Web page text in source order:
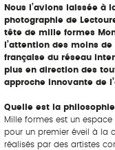
Nous l’avions laissée à
photographie de
tête de mille formes
l’attention des moins
française du réseau
plus en direction des
approche innovante de
Quelle est la
Mille formes est un
pour un premier éveil à la
réalisés par des artistes